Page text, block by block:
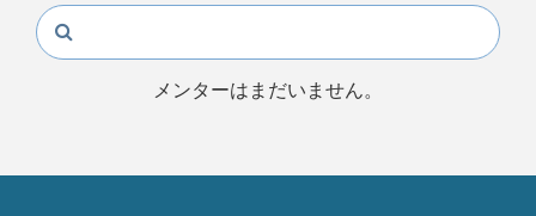
メンターはまだいません。